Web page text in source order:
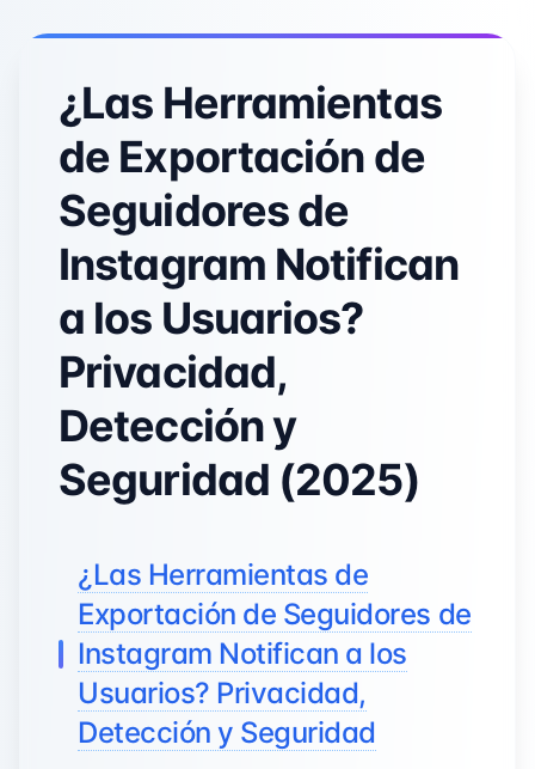
¿Las Herramientas
de Exportación de
Seguidores de
Instagram Notifican
a los Usuarios?
Privacidad,
Detección y
Seguridad (2025)
¿Las Herramientas de
Exportación de Seguidores de
Instagram Notifican a los
Usuarios? Privacidad,
Detección y Seguridad